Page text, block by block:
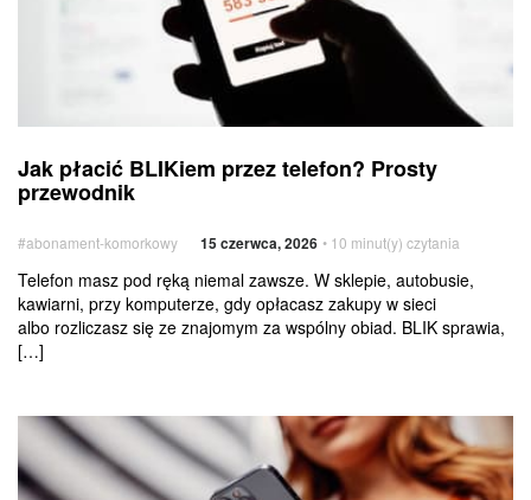
płacić
BLIKiem
Prosty
przewodnik
Usługi
dodatkowe
Jak płacić BLIKiem przez telefon? Prosty
przewodnik
#abonament-komorkowy 15 czerwca, 2026 • 10 minut(y) czytania
Telefon masz pod ręką niemal zawsze. W sklepie, autobusie,
kawiarni, przy komputerze, gdy opłacasz zakupy w sieci
albo rozliczasz się ze znajomym za wspólny obiad. BLIK sprawia,
[…]
Jak
sprawdzić,
czy telefon